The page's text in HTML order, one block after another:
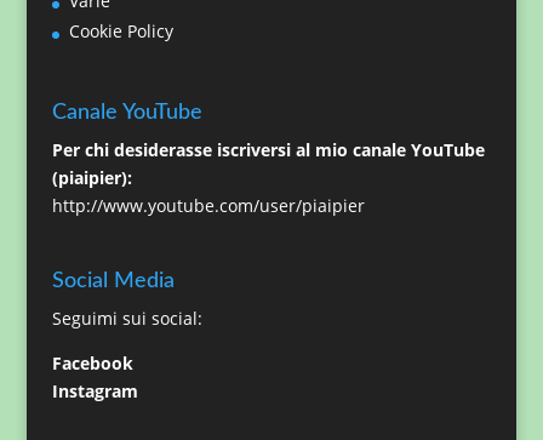
Cookie Policy
Canale YouTube
Per chi desiderasse iscriversi al mio canale YouTube
(piaipier):
http://www.youtube.com/user/piaipier
Social Media
Seguimi sui social:
Facebook
Instagram